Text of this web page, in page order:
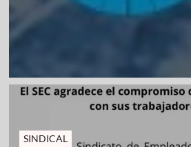
SINDICAL